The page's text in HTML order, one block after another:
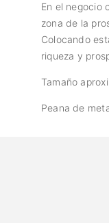
En el negocio
zona de la
Colocando
riqueza y
Tamaño
Peana de